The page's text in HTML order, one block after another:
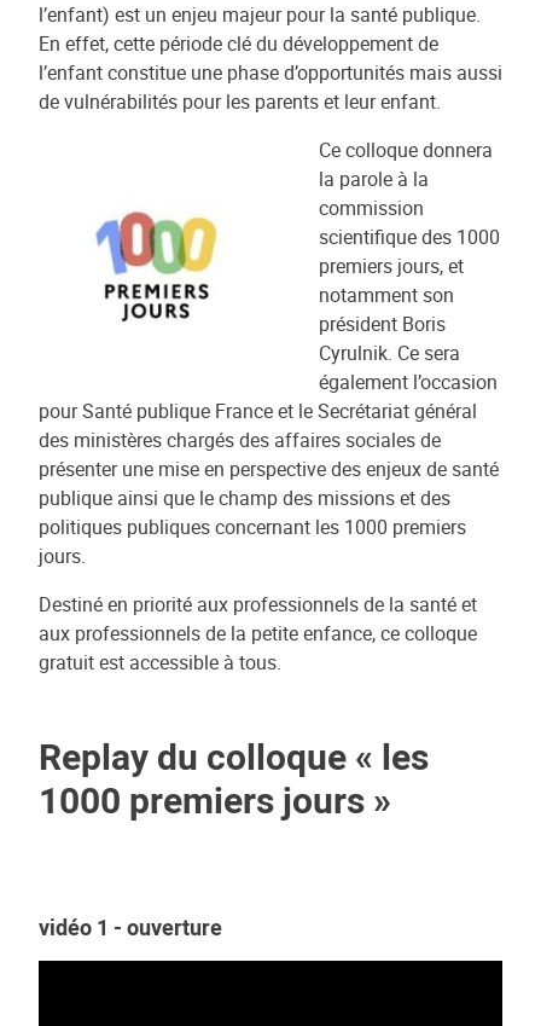
l’enfant) est un enjeu majeur pour la santé publique.
En effet, cette période clé du développement de
l’enfant constitue une phase d’opportunités mais aussi
de vulnérabilités pour les parents et leur enfant.
Ce colloque donnera
la parole à la
commission
scientifique des 1000
premiers jours, et
notamment son
président Boris
Cyrulnik. Ce sera
également l’occasion
pour Santé publique France et le Secrétariat général
des ministères chargés des affaires sociales de
présenter une mise en perspective des enjeux de santé
publique ainsi que le champ des missions et des
politiques publiques concernant les 1000 premiers
jours.
Destiné en priorité aux professionnels de la santé et
aux professionnels de la petite enfance, ce colloque
gratuit est accessible à tous.
Replay du colloque « les
1000 premiers jours »
vidéo 1 - ouverture